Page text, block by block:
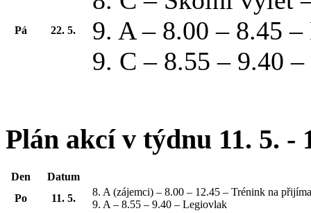
Pá 22. 5.
9. A – 8.00 – 8.45 –
9. C – 8.55 – 9.40 –
Plán akcí v týdnu 11. 5. -
Den
Datum
Po
11. 5.
8. A (zájemci) – 8.00 – 12.45 – Trénink na
9. A – 8.55 – 9.40 – Legiovlak